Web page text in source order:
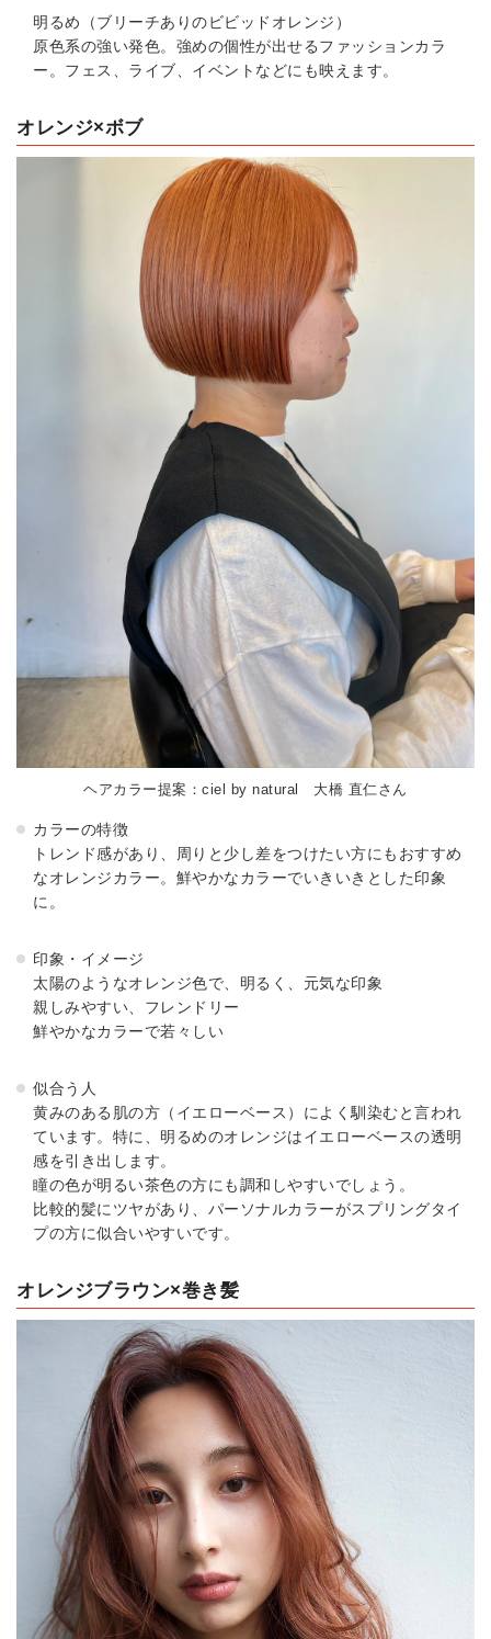
明るめ（ブリーチありのビビッドオレンジ）
原色系の強い発色。強めの個性が出せるファッションカラ
ー。フェス、ライブ、イベントなどにも映えます。
オレンジ×ボブ
ヘアカラー提案：ciel by natural 大橋 直仁さん
カラーの特徴
トレンド感があり、周りと少し差をつけたい方にもおすすめ
なオレンジカラー。鮮やかなカラーでいきいきとした印象
に。
印象・イメージ
太陽のようなオレンジ色で、明るく、元気な印象
親しみやすい、フレンドリー
鮮やかなカラーで若々しい
似合う人
黄みのある肌の方（イエローベース）によく馴染むと言われ
ています。特に、明るめのオレンジはイエローベースの透明
感を引き出します。
瞳の色が明るい茶色の方にも調和しやすいでしょう。
比較的髪にツヤがあり、パーソナルカラーがスプリングタイ
プの方に似合いやすいです。
オレンジブラウン×巻き髪